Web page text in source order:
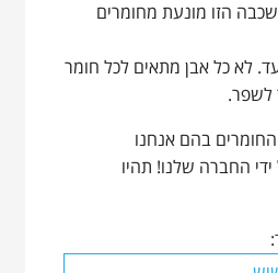
הזו מונעת מחומרים
לא כל אבן מתאים לכל חומר
לשפר.
החומרים בהם אנחנו
החברה שלנו! תהיו